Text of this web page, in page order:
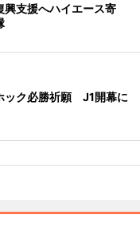
興支援へハイエース寄
ック必勝祈願 J1開幕に